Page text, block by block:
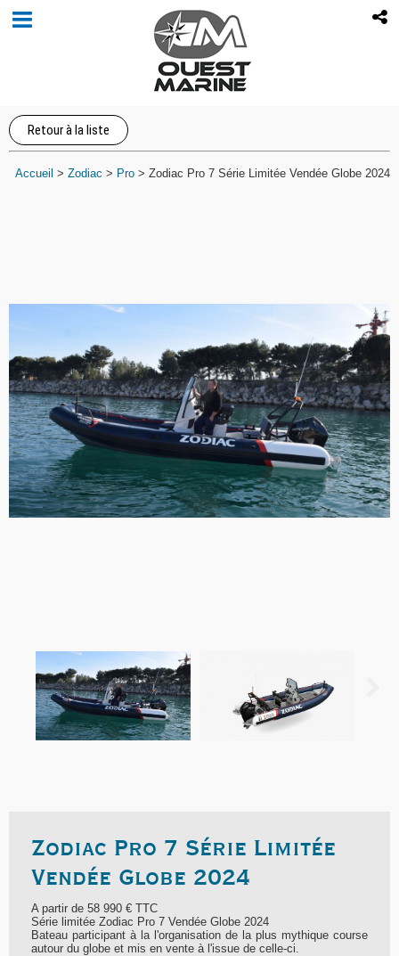
Retour à la liste
Accueil > Zodiac > Pro > Zodiac Pro 7 Série Limitée Vendée Globe 2024
Zodiac Pro 7 Série Limitée
Vendée Globe 2024
A partir de 58 990 € TTC
Série limitée Zodiac Pro 7 Vendée Globe 2024
Bateau participant à la l'organisation de la plus mythique course
autour du globe et mis en vente à l'issue de celle-ci.